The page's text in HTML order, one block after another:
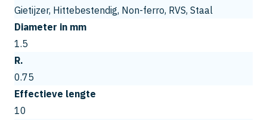
Gietijzer, Hittebestendig, Non-ferro, RVS, Staal
Diameter in mm
1.5
R.
0.75
Effectieve lengte
10